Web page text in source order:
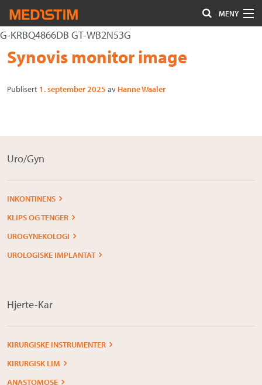
G-KRBQ4866DB GT-WB2N53G
MENY
Hjerte-Kar
Nevrokirurgi
Uro/Gyn
Kompresjon / Arr
Gå
innholdet
Forstørre
skrift
Synovis monitor image
Publisert 1. september 2025 av Hanne Waaler
Uro/Gyn
INKONTINENS
KLIPS OG TENGER
UROGYNEKOLOGI
UROLOGISKE IMPLANTAT
Hjerte-Kar
KIRURGISKE INSTRUMENTER
KIRURGISK LIM
ANASTOMOSE